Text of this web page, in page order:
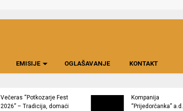
EMISIJE OGLAŠAVANJE KONTAKT
Večeras “Potkozarje Fest
2026” – Tradicija, domaći
Kompanija
“Prijedorčanka” a.d.